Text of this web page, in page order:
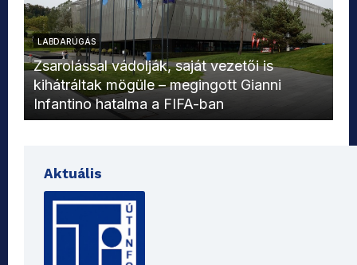
LABDARÚGÁS
Zsarolással vádolják, saját vezetői is
kihátráltak mögüle – megingott Gianni
Infantino hatalma a FIFA-ban
Aktuális